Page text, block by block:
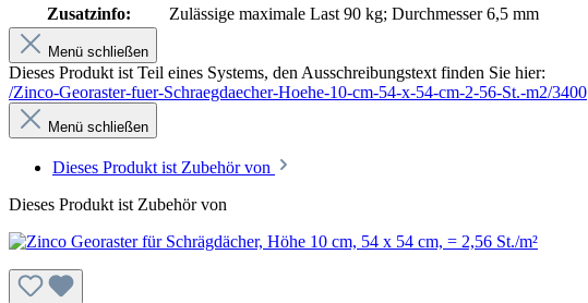
Zusatzinfo:
Zulässige maximale Last 90 kg; Durchmesser 6,5 mm
Menü schließen
Dieses Produkt ist Teil eines Systems, den Ausschreibungstext finden Sie hier:
/Zinco-Georaster-fuer-Schraegdaecher-Hoehe-10-cm-54-x-54-cm-2-56-St.-m2/3400
Menü schließen
Dieses Produkt ist Zubehör von
Dieses Produkt ist Zubehör von